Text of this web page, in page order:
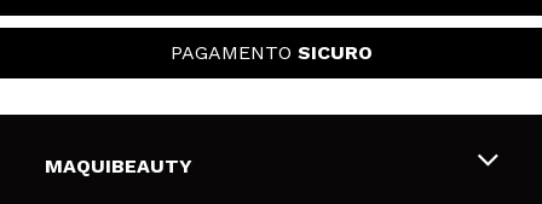
PAGAMENTO SICURO
MAQUIBEAUTY